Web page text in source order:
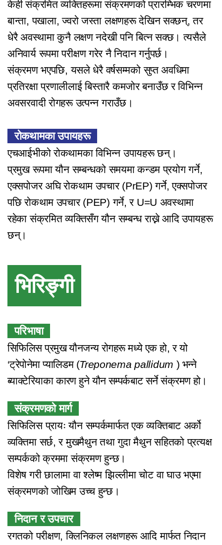
केही संक्रमित व्यक्तिहरूमा संक्रमणको प्रारम्भिक चरणमा
बान्ता, पखाला, ज्वरो जस्ता लक्षणहरू देखिन सक्छन्, तर
धेरै अवस्थामा कुनै लक्षण नदेखी पनि बित्न सक्छ। त्यसैले
अनिवार्य रूपमा परीक्षण गरेर नै निदान गर्नुपर्छ।
संक्रमण भएपछि, यसले धेरै वर्षसम्मको सुप्त अवधिमा
प्रतिरक्षा प्रणालीलाई बिस्तारै कमजोर बनाउँछ र विभिन्न
अवसरवादी रोगहरू उत्पन्न गराउँछ।
रोकथामका उपायहरू
एचआईभीको रोकथामका विभिन्न उपायहरू छन्।
प्रमुख रूपमा यौन सम्बन्धको समयमा कन्डम प्रयोग गर्ने,
एक्सपोजर अघि रोकथाम उपचार (PrEP) गर्ने, एक्सपोजर
पछि रोकथाम उपचार (PEP) गर्ने, र U=U अवस्थामा
रहेका संक्रमित व्यक्तिसँग यौन सम्बन्ध राख्ने आदि उपायहरू
छन्।
भिरिङ्गी
परिभाषा
सिफिलिस प्रमुख यौनजन्य रोगहरू मध्ये एक हो, र यो
‘ट्रेपोनेमा प्यालिडम (Treponema pallidum ) भन्ने
ब्याक्टेरियाका कारण हुने यौन सम्पर्कबाट सर्ने संक्रमण हो।
संक्रमणको मार्ग
सिफिलिस प्रायः यौन सम्पर्कमार्फत एक व्यक्तिबाट अर्को
व्यक्तिमा सर्छ, र मुखमैथुन तथा गुदा मैथुन सहितको प्रत्यक्ष
सम्पर्कको क्रममा संक्रमण हुन्छ।
विशेष गरी छालामा वा श्लेष्म झिल्लीमा चोट वा घाउ भएमा
संक्रमणको जोखिम उच्च हुन्छ।
निदान र उपचार
रगतको परीक्षण, क्लिनिकल लक्षणहरू आदि मार्फत निदान